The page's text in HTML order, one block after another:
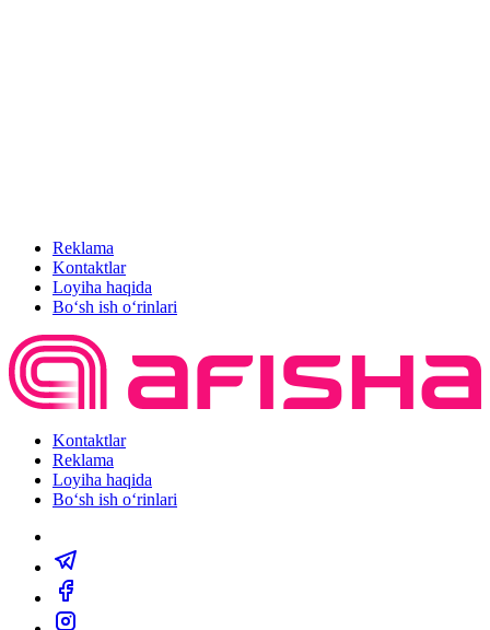
Reklama
Kontaktlar
Loyiha haqida
Bo‘sh ish o‘rinlari
Kontaktlar
Reklama
Loyiha haqida
Bo‘sh ish o‘rinlari